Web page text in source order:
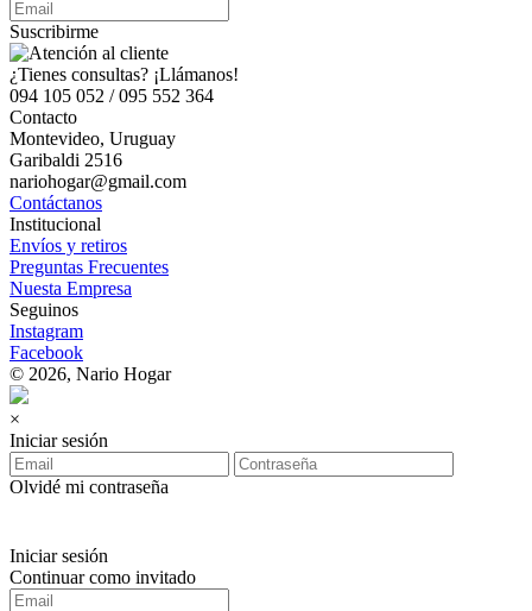
Suscribirme
¿Tienes consultas? ¡Llámanos!
094 105 052 / 095 552 364
Contacto
Montevideo, Uruguay
Garibaldi 2516
nariohogar@gmail.com
Contáctanos
Institucional
Envíos y retiros
Preguntas Frecuentes
Nuesta Empresa
Seguinos
Instagram
Facebook
© 2026, Nario Hogar
×
Iniciar sesión
Olvidé mi contraseña
Iniciar sesión
Continuar como invitado